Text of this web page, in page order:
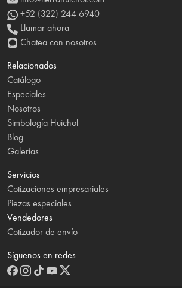
+52 (322) 244 6940
Llamar ahora
Chatea con nosotros
Relacionados
Catálogo
Especiales
Nosotros
Simbología Huichol
Blog
Galerías
Servicios
Cotizaciones empresariales
Piezas especiales
Vendedores
Cotizador de envío
Síguenos en redes